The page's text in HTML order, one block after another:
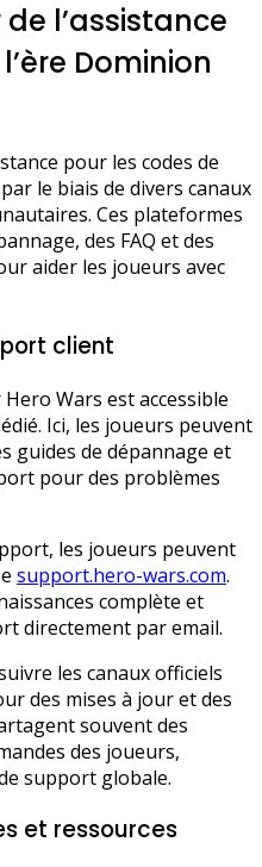
l’assistance
Dominion
pour les codes de
le biais de divers canaux
Ces plateformes
des FAQ et des
aider les joueurs avec
client
Wars est accessible
Ici, les joueurs peuvent
guides de dépannage et
pour des problèmes
les joueurs peuvent
support.hero-wars.com.
complète et
directement par email.
les canaux officiels
des mises à jour et des
souvent des
des joueurs,
support globale.
et ressources